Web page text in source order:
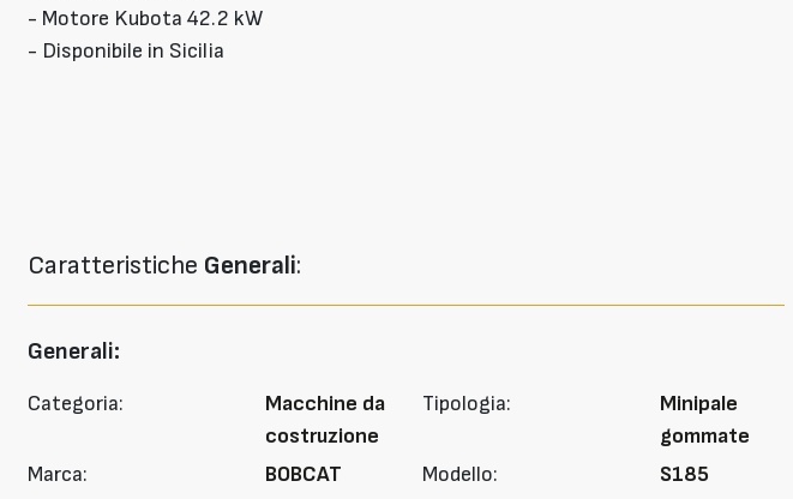
- Motore Kubota 42.2 kW
- Disponibile in Sicilia
Caratteristiche Generali:
Generali:
Categoria:
Macchine da
costruzione
Tipologia:
Minipale
gommate
Marca:
BOBCAT Modello:
S185